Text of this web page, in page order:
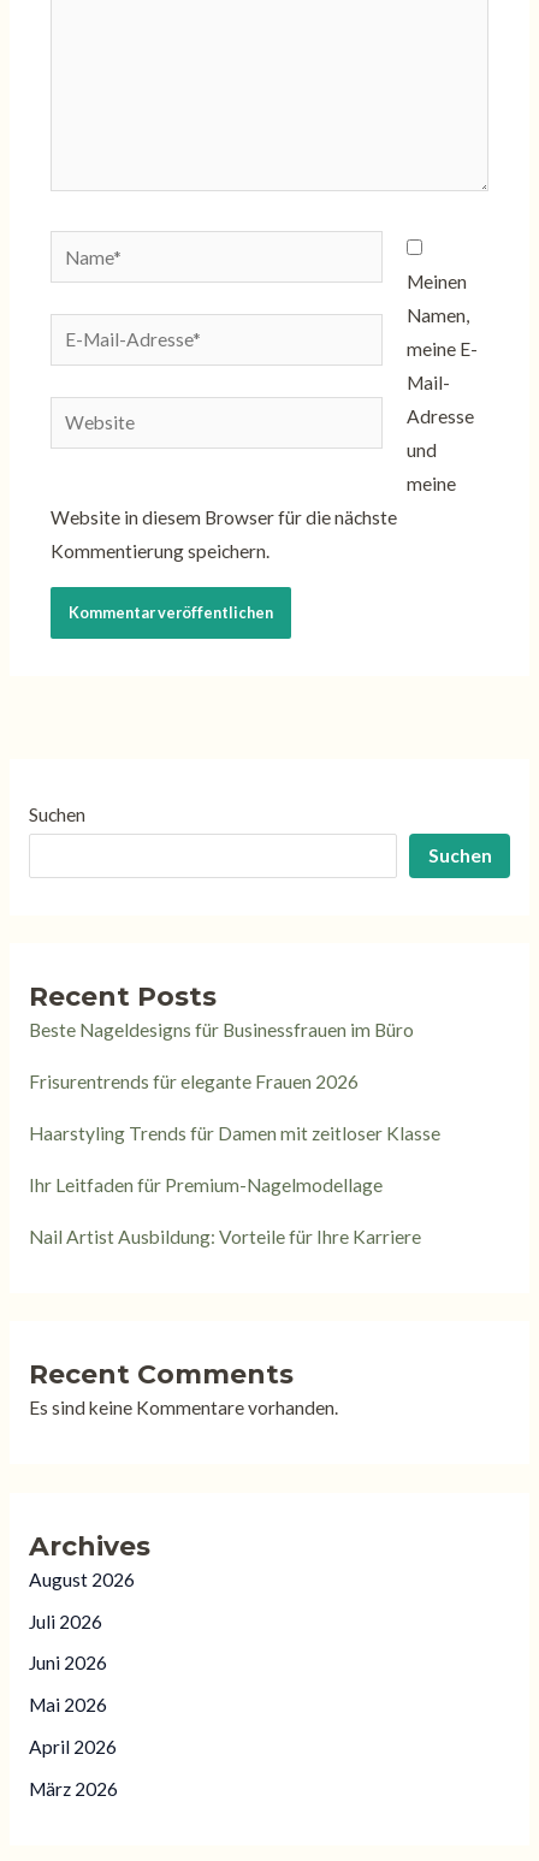
Name*
E-
Mail-
Adresse*
Website
Meinen
Namen,
meine E-
Mail-
Adresse
und
meine
Website in diesem Browser für die nächste
Kommentierung speichern.
Suchen
Suchen
Recent Posts
Beste Nageldesigns für Businessfrauen im Büro
Frisurentrends für elegante Frauen 2026
Haarstyling Trends für Damen mit zeitloser Klasse
Ihr Leitfaden für Premium-Nagelmodellage
Nail Artist Ausbildung: Vorteile für Ihre Karriere
Recent Comments
Es sind keine Kommentare vorhanden.
Archives
August 2026
Juli 2026
Juni 2026
Mai 2026
April 2026
März 2026